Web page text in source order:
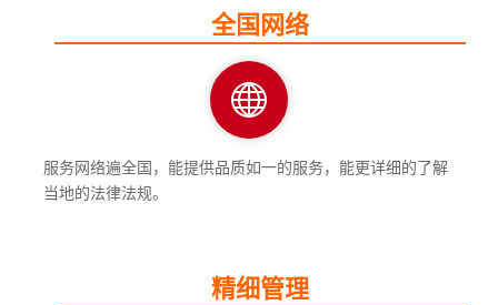
全国网络
服务网络遍全国，能提供品质如一的服务，能更详细的了解
当地的法律法规。
精细管理